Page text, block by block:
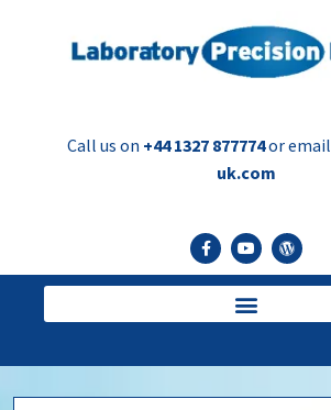
Call us on +44 1327 877774or email
uk.com